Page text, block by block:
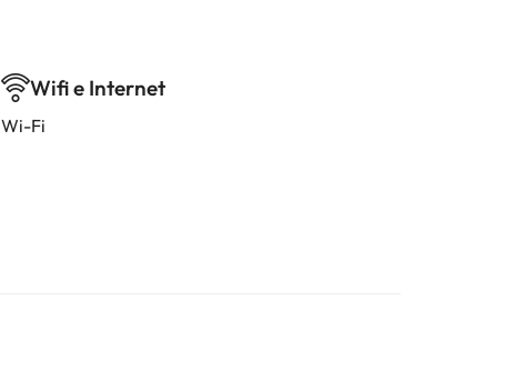
Wifi e Internet
Wi-Fi